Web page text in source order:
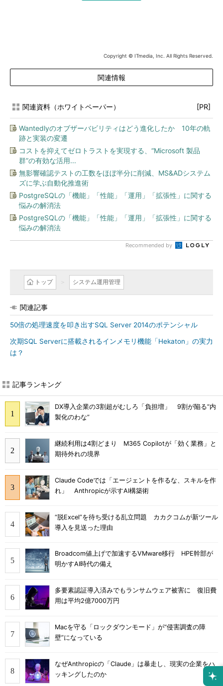
Copyright © ITmedia, Inc. All Rights Reserved.
関連情報
関連資料（ホワイトペーパー） [PR]
Wantedlyのオブザーバビリティはどう進化したか 10年の軌
跡と実装の変遷
コストを抑えてゼロトラストを実現する、“Microsoft 製品
群”の有効な活用...
無影響確認テストの工数をほぼ半分に削減、MS&ADシステム
ズに学ぶ自動化推進術
PostgreSQLの「機能」「性能」「運用」「拡張性」に関する
悩みの解消法
PostgreSQLの「機能」「性能」「運用」「拡張性」に関する
悩みの解消法
Recommended by
トップ システム運用管理
関連記事
50倍の処理速度を叩き出すSQL Server 2014のポテンシャル
次期SQL Serverに搭載されるインメモリ機能「Hekaton」の実力
は？
記事ランキング
DX導入企業の3割超がむしろ「負担増」 9割が陥る“内
製化のわな”
継続利用は4割どまり M365 Copilotが「効く業務」と
期待外れの境界
Claude Codeでは「エージェントを作るな、スキルを作
れ」 Anthropicが示すAI構築術
“脱Excel”を待ち受ける乱立問題 カカクコムが新ツール
導入を見送った理由
Broadcom値上げで加速するVMware移行 HPE幹部が
明かすAI時代の備え
多要素認証導入済みでもランサムウェア被害に 復旧費
用は平均2億7000万円
Macを守る「ロックダウンモード」が“侵害調査の障
壁”になっている
なぜAnthropicの「Claude」は暴走し、現実の企業をハ
ッキングしたのか